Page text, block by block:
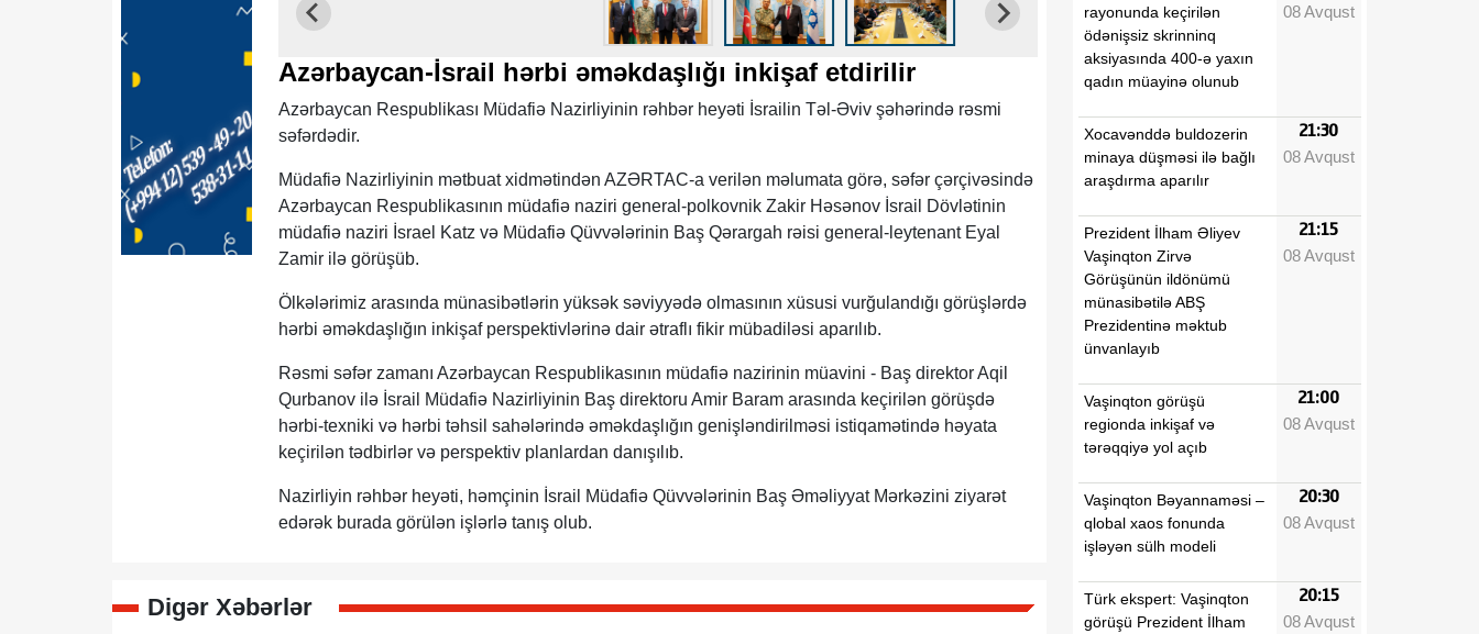
Azərbaycan-İsrail hərbi əməkdaşlığı inkişaf etdirilir
Azərbaycan Respublikası Müdafiə Nazirliyinin rəhbər heyəti İsrailin Təl-Əviv şəhərində rəsmi
səfərdədir.
Müdafiə Nazirliyinin mətbuat xidmətindən AZƏRTAC-a verilən məlumata görə, səfər çərçivəsində
Azərbaycan Respublikasının müdafiə naziri general-polkovnik Zakir Həsənov İsrail Dövlətinin
müdafiə naziri İsrael Katz və Müdafiə Qüvvələrinin Baş Qərargah rəisi general-leytenant Eyal
Zamir ilə görüşüb.
Ölkələrimiz arasında münasibətlərin yüksək səviyyədə olmasının xüsusi vurğulandığı görüşlərdə
hərbi əməkdaşlığın inkişaf perspektivlərinə dair ətraflı fikir mübadiləsi aparılıb.
Rəsmi səfər zamanı Azərbaycan Respublikasının müdafiə nazirinin müavini - Baş direktor Aqil
Qurbanov ilə İsrail Müdafiə Nazirliyinin Baş direktoru Amir Baram arasında keçirilən görüşdə
hərbi-texniki və hərbi təhsil sahələrində əməkdaşlığın genişləndirilməsi istiqamətində həyata
keçirilən tədbirlər və perspektiv planlardan danışılıb.
Nazirliyin rəhbər heyəti, həmçinin İsrail Müdafiə Qüvvələrinin Baş Əməliyyat Mərkəzini ziyarət
edərək burada görülən işlərlə tanış olub.
Digər Xəbərlər
rayonunda keçirilən
ödənişsiz skrinninq
aksiyasında 400-ə yaxın
qadın müayinə olunub
08 Avqust
Xocavənddə buldozerin
minaya düşməsi ilə bağlı
araşdırma aparılır
21:30
08 Avqust
Prezident İlham Əliyev
Vaşinqton Zirvə
Görüşünün ildönümü
münasibətilə ABŞ
Prezidentinə məktub
ünvanlayıb
21:15
08 Avqust
Vaşinqton görüşü
regionda inkişaf və
tərəqqiyə yol açıb
21:00
08 Avqust
Vaşinqton Bəyannaməsi –
qlobal xaos fonunda
işləyən sülh modeli
20:30
08 Avqust
Türk ekspert: Vaşinqton
görüşü Prezident İlham
20:15
08 Avqust